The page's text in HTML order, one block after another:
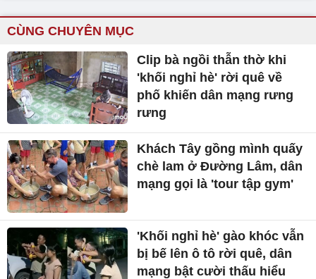
CÙNG CHUYÊN MỤC
Clip bà ngồi thẫn thờ khi
'khối nghỉ hè' rời quê về
phố khiến dân mạng rưng
rưng
Khách Tây gồng mình quấy
chè lam ở Đường Lâm, dân
mạng gọi là 'tour tập gym'
'Khối nghỉ hè' gào khóc vẫn
bị bế lên ô tô rời quê, dân
mạng bật cười thấu hiểu